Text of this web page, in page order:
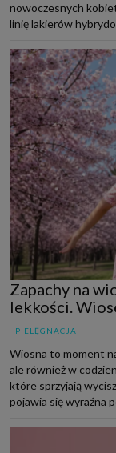
nowoczesnych
linię lakierów
Zapachy na
lekkości.
PIELĘGNACJA
Wiosna to moment
ale również w
które sprzyjają
pojawia się wyraźna